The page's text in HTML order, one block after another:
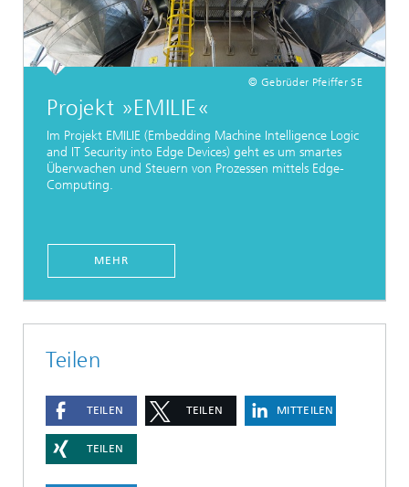
© Gebrüder Pfeiffer SE
Projekt »EMILIE«
Im Projekt EMILIE (Embedding Machine Intelligence Logic
and IT Security into Edge Devices) geht es um smartes
Überwachen und Steuern von Prozessen mittels Edge-
Computing.
MEHR
Teilen
TEILEN TEILEN MITTEILEN
TEILEN